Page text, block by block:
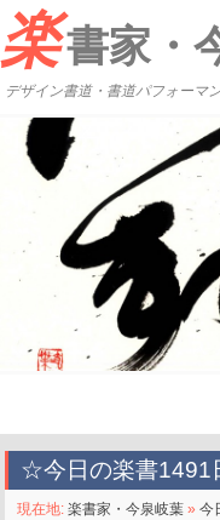
楽書家・
デザイン書道・書道パフォーマ
☆今日の楽書1491
現在地:楽書家・今泉岐葉 »今